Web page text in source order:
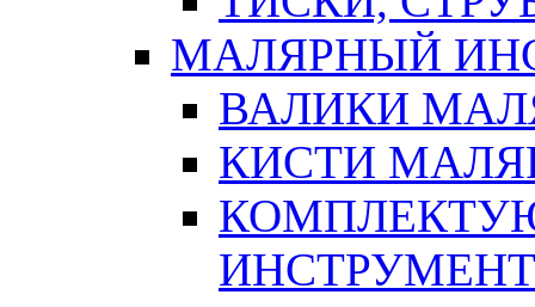
МАЛЯРНЫЙ
ВАЛИКИ
КИСТИ